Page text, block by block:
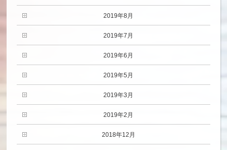
2019年8月
2019年7月
2019年6月
2019年5月
2019年3月
2019年2月
2018年12月